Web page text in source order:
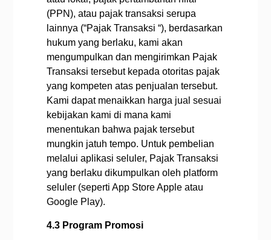
(PPN), atau pajak transaksi serupa
lainnya (“Pajak Transaksi “), berdasarkan
hukum yang berlaku, kami akan
mengumpulkan dan mengirimkan Pajak
Transaksi tersebut kepada otoritas pajak
yang kompeten atas penjualan tersebut.
Kami dapat menaikkan harga jual sesuai
kebijakan kami di mana kami
menentukan bahwa pajak tersebut
mungkin jatuh tempo. Untuk pembelian
melalui aplikasi seluler, Pajak Transaksi
yang berlaku dikumpulkan oleh platform
seluler (seperti App Store Apple atau
Google Play).
4.3 Program Promosi